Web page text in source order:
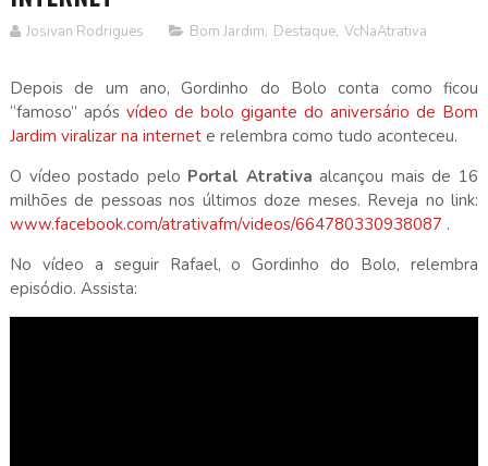
Josivan Rodrigues Bom Jardim, Destaque, VcNaAtrativa
Depois de um ano, Gordinho do Bolo conta como ficou
“famoso” após vídeo de bolo gigante do aniversário de Bom
Jardim viralizar na internete relembra como tudo aconteceu.
O vídeo postado pelo Portal Atrativa alcançou mais de 16
milhões de pessoas nos últimos doze meses. Reveja no link:
www.facebook.com/atrativafm/videos/664780330938087 .
No vídeo a seguir Rafael, o Gordinho do Bolo, relembra
episódio. Assista: